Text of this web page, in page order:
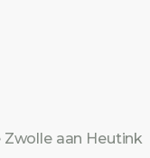
aan Heutink